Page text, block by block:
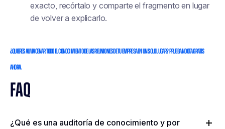
exacto, recórtalo y comparte el fragmento en lugar
de volver a explicarlo.
¿Quieres almacenar todo el conocimiento de las reuniones de tu empresa en un solo lugar? Prueba Noota gratis
ahora.
FAQ
¿Qué es una auditoría de conocimiento y por